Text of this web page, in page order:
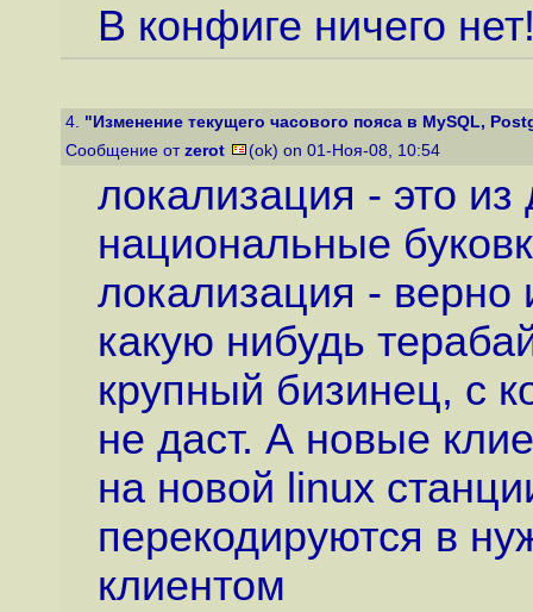
В конфиге ничего
4. "Изменение текущего часового пояса в MySQL,
Сообщение от zerot (ok) on 01-Ноя-08, 10:54
локализация - это
национальные
локализация - верно
какую нибудь
крупный бизинец, с
не даст. А новые
на новой linux
перекодируются в
клиентом